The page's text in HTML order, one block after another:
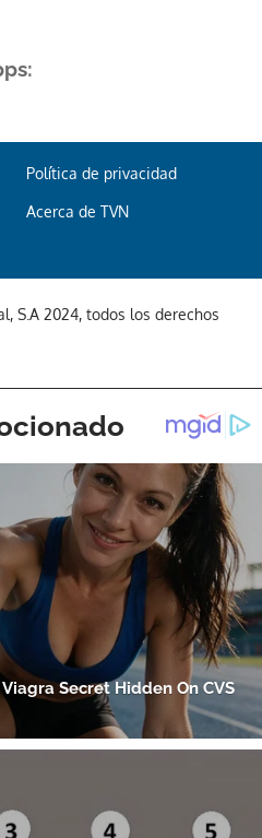
Política de privacidad
Acerca de TVN
S.A 2024, todos los derechos